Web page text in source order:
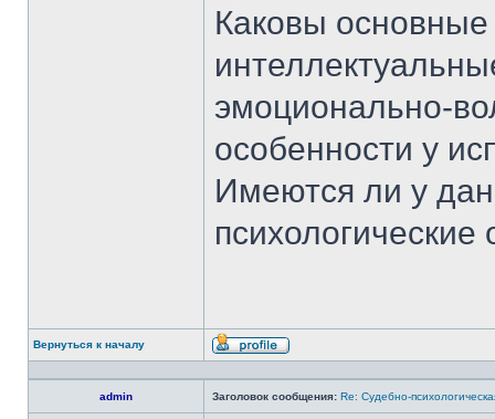
Каковы основные
эмоционально-
особенности у
Имеются ли у
психологические
Вернуться к началу
Профиль
admin Заголовок сообщения: Re: Судебно-